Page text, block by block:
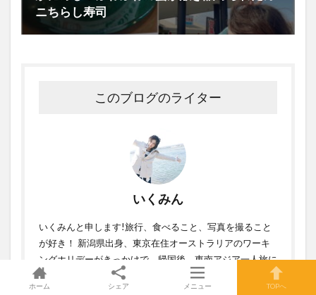
ニちらし寿司
このブログのライター
いくみん
いくみんと申します!旅行、食べること、写真を撮ること
が好き！ 新潟県出身、東京在住オーストラリアのワーキ
ングホリデーがきっかけで、帰国後、東南アジア一人旅に
でかけた。 格安航空券、格安宿を取りながら その地に満
足したらまた次の地へ移動する自由気ままな一人旅。日本
ホーム シェア メニュー TOPへ